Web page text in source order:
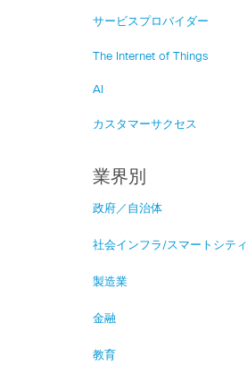
サービスプロバイダー
The Internet of Things
AI
カスタマーサクセス
業界別
政府／自治体
社会インフラ/スマートシティ
製造業
金融
教育